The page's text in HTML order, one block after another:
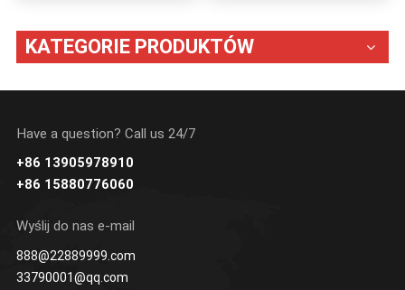
KATEGORIE PRODUKTÓW
Have a question? Call us 24/7
+86 13905978910
+86 15880776060
Wyślij do nas e-mail
888@22889999.com
33790001@qq.com